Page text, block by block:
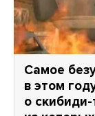
Самое
в этом
о